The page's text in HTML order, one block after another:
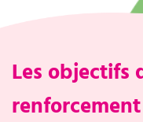
Les objectifs
renforcement